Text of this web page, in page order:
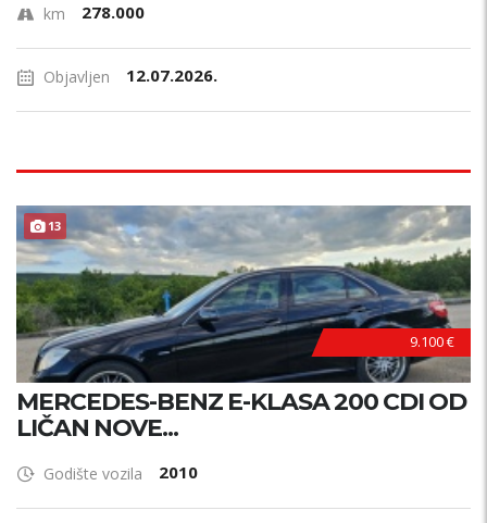
km 278.000
Objavljen 12.07.2026.
13
9.100 €
MERCEDES-BENZ E-KLASA 200 CDI OD
LIČAN NOVE...
Godište vozila 2010